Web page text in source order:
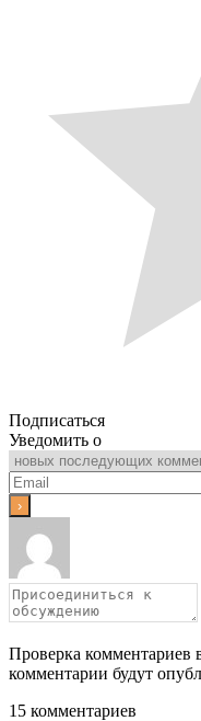
Подписаться
Уведомить о
Проверка
комментарии будут
15 комментариев